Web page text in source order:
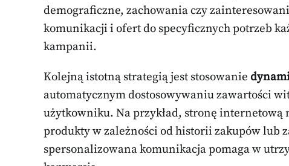
demograficzne, zachowania czy
komunikacji i ofert do specyficznych potrzeb
kampanii.
Kolejną istotną strategią jest stosowanie
automatycznym dostosowywaniu zawartości
użytkowniku. Na przykład, stronę internetową
produkty w zależności od historii zakupów lub
spersonalizowana komunikacja pomaga w